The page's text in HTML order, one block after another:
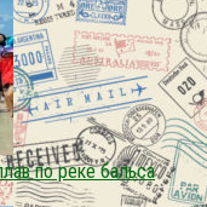
по реке бальса